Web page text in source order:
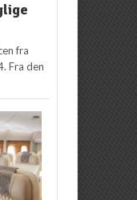
fra
Fra den